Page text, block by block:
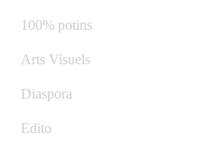
100% potins
Arts Visuels
Diaspora
Edito